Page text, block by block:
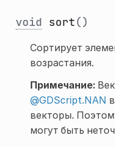
void sort()
Сортирует
возрастания.
Примечание:
@GDScript.NAN
векторы.
могут быть